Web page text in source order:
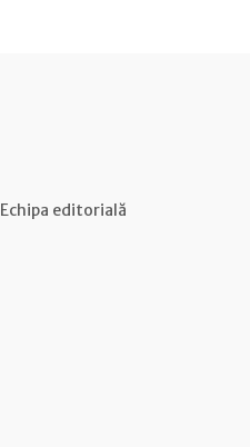
Echipa editorială